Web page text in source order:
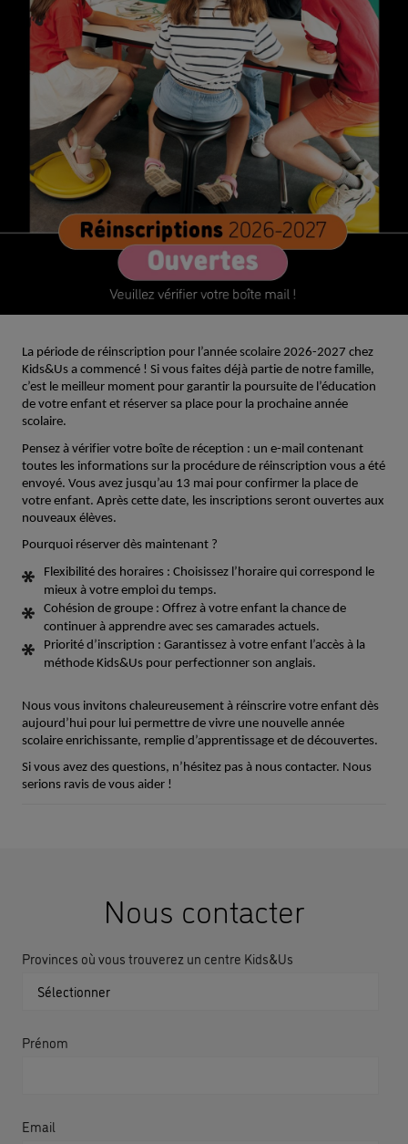
La période de réinscription pour l’année scolaire 2026-2027 chez
Kids&Us a commencé ! Si vous faites déjà partie de notre famille,
c’est le meilleur moment pour garantir la poursuite de l’éducation
de votre enfant et réserver sa place pour la prochaine année
scolaire.
Pensez à vérifier votre boîte de réception : un e-mail contenant
toutes les informations sur la procédure de réinscription vous a été
envoyé. Vous avez jusqu’au 13 mai pour confirmer la place de
votre enfant. Après cette date, les inscriptions seront ouvertes aux
nouveaux élèves.
Pourquoi réserver dès maintenant ?
Flexibilité des horaires : Choisissez l’horaire qui correspond le
mieux à votre emploi du temps.
Cohésion de groupe : Offrez à votre enfant la chance de
continuer à apprendre avec ses camarades actuels.
Priorité d’inscription : Garantissez à votre enfant l’accès à la
méthode Kids&Us pour perfectionner son anglais.
Nous vous invitons chaleureusement à réinscrire votre enfant dès
aujourd’hui pour lui permettre de vivre une nouvelle année
scolaire enrichissante, remplie d’apprentissage et de découvertes.
Si vous avez des questions, n’hésitez pas à nous contacter. Nous
serions ravis de vous aider !
Nous contacter
Provinces où vous trouverez un centre Kids&Us
Prénom
Email